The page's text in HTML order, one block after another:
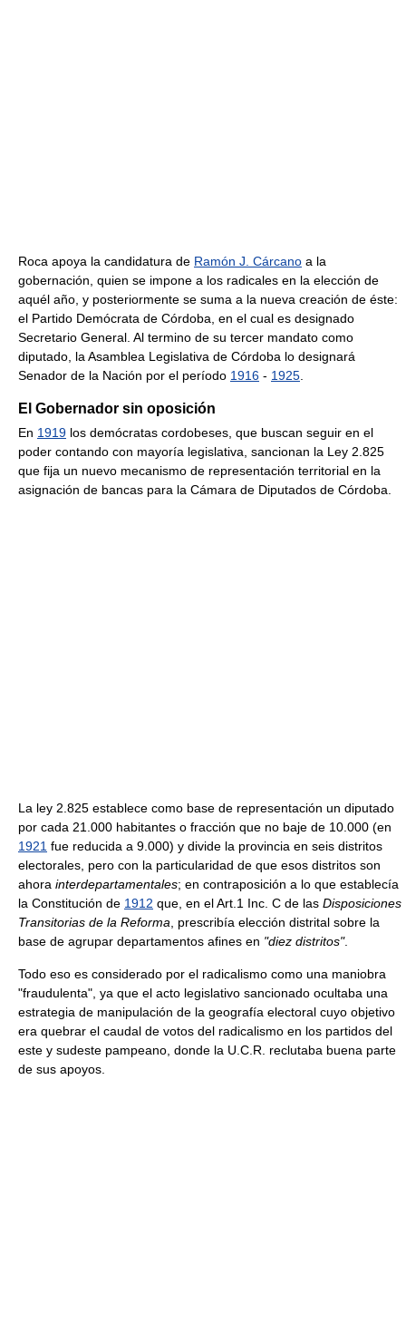
Roca apoya la candidatura de Ramón J. Cárcano a la
gobernación, quien se impone a los radicales en la elección de
aquél año, y posteriormente se suma a la nueva creación de éste:
el Partido Demócrata de Córdoba, en el cual es designado
Secretario General. Al termino de su tercer mandato como
diputado, la Asamblea Legislativa de Córdoba lo designará
Senador de la Nación por el período 1916 - 1925.
El Gobernador sin oposición
En 1919 los demócratas cordobeses, que buscan seguir en el
poder contando con mayoría legislativa, sancionan la Ley 2.825
que fija un nuevo mecanismo de representación territorial en la
asignación de bancas para la Cámara de Diputados de Córdoba.
La ley 2.825 establece como base de representación un diputado
por cada 21.000 habitantes o fracción que no baje de 10.000 (en
1921 fue reducida a 9.000) y divide la provincia en seis distritos
electorales, pero con la particularidad de que esos distritos son
ahora interdepartamentales; en contraposición a lo que establecía
la Constitución de 1912 que, en el Art.1 Inc. C de las Disposiciones
Transitorias de la Reforma, prescribía elección distrital sobre la
base de agrupar departamentos afines en "diez distritos".
Todo eso es considerado por el radicalismo como una maniobra
"fraudulenta", ya que el acto legislativo sancionado ocultaba una
estrategia de manipulación de la geografía electoral cuyo objetivo
era quebrar el caudal de votos del radicalismo en los partidos del
este y sudeste pampeano, donde la U.C.R. reclutaba buena parte
de sus apoyos.